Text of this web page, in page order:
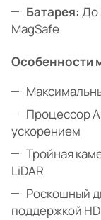
Батарея: До
MagSafe
Особенности
Процессор
ускорением
Тройная
LiDAR
Роскошный
поддержкой